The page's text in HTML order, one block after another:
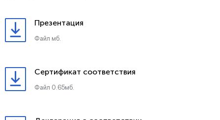
Презентация
Файл мб.
Сертификат соответствия
Файл 0.65мб.